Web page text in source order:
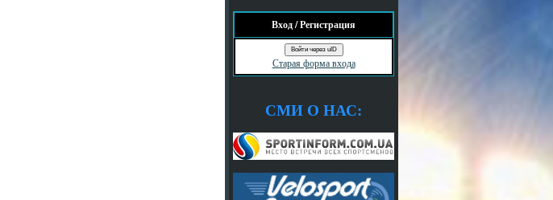
Вход / Регистрация
Войти через uID
Старая форма входа
СМИ О НАС: